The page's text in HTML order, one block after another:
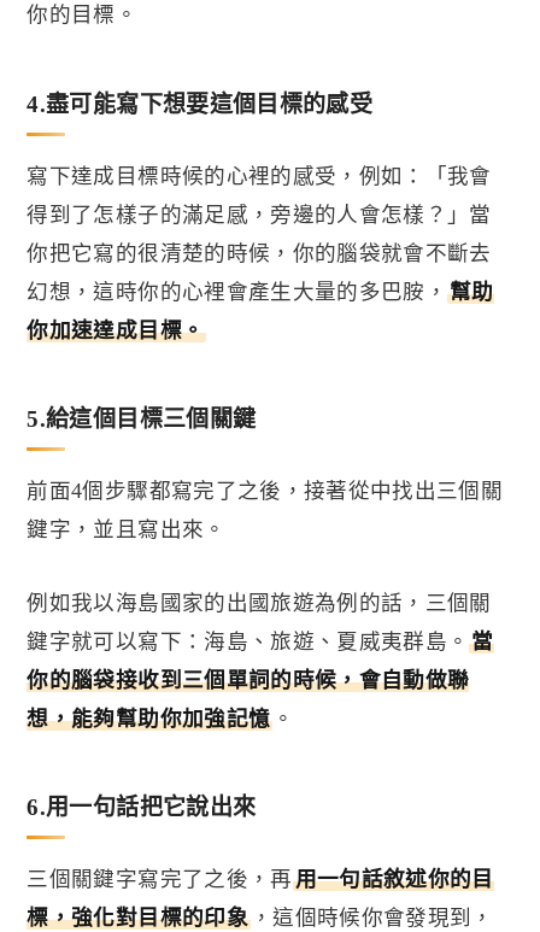
你的目標。
4.盡可能寫下想要這個目標的感受
寫下達成目標時候的心裡的感受，例如：「我會
得到了怎樣子的滿足感，旁邊的人會怎樣？」當
你把它寫的很清楚的時候，你的腦袋就會不斷去
幻想，這時你的心裡會產生大量的多巴胺，幫助
你加速達成目標。
5.給這個目標三個關鍵
前面4個步驟都寫完了之後，接著從中找出三個關
鍵字，並且寫出來。
例如我以海島國家的出國旅遊為例的話，三個關
鍵字就可以寫下：海島、旅遊、夏威夷群島。當
你的腦袋接收到三個單詞的時候，會自動做聯
想，能夠幫助你加強記憶 。
6.用一句話把它說出來
三個關鍵字寫完了之後，再用一句話敘述你的目
標，強化對目標的印象，這個時候你會發現到，